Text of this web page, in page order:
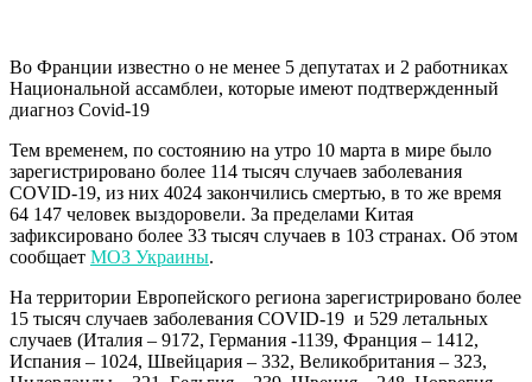
Во Франции известно о не менее 5 депутатах и 2 работниках
Национальной ассамблеи, которые имеют подтвержденный
диагноз Covid-19
Тем временем, по состоянию на утро 10 марта в мире было
зарегистрировано более 114 тысяч случаев заболевания
COVID-19, из них 4024 закончились смертью, в то же время
64 147 человек выздоровели. За пределами Китая
зафиксировано более 33 тысяч случаев в 103 странах. Об этом
сообщает МОЗ Украины.
На территории Европейского региона зарегистрировано более
15 тысяч случаев заболевания COVID-19 и 529 летальных
случаев (Италия – 9172, Германия -1139, Франция – 1412,
Испания – 1024, Швейцария – 332, Великобритания – 323,